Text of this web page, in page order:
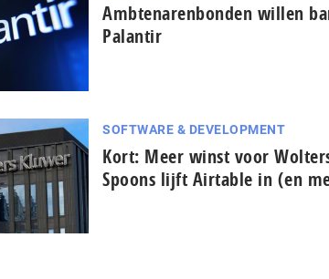
Ambtenarenbonden willen
Palantir
SOFTWARE & DEVELOPMENT
Kort: Meer winst voor
Spoons lijft Airtable in (en